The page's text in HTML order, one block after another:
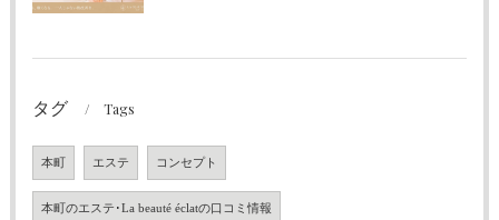
タグ Tags
本町 エステ コンセプト
本町のエステ･La beauté éclatの口コミ情報